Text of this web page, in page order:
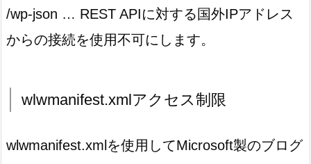
/wp-json … REST APIに対する国外IPアドレス
からの接続を使用不可にします。
wlwmanifest.xmlアクセス制限
wlwmanifest.xmlを使用してMicrosoft製のブログ